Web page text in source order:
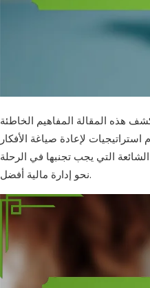
هذه المقالة المفاهيم الخاطئة
لإعادة صياغة الأفكار
التي يجب تجنبها في الرحلة
نحو إدارة مالية أفضل.